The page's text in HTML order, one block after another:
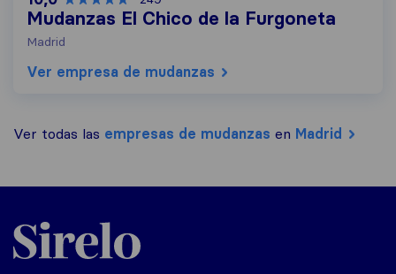
Mudanzas El Chico de la Furgoneta
Madrid
Ver empresa de mudanzas
Ver todas las empresas de mudanzas en Madrid
Sirelo.es